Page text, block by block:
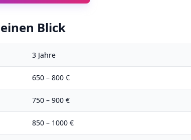
Blick
3 Jahre
650 – 800 €
750 – 900 €
850 – 1000 €